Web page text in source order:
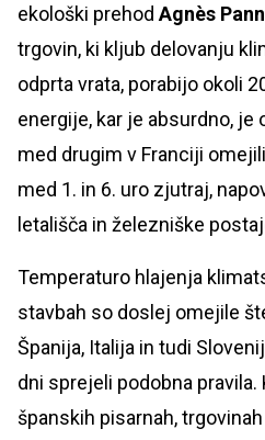
ekološki prehod Agnès
trgovin, ki kljub delovanju
odprta vrata, porabijo okoli
energije, kar je absurdno, je
med drugim v Franciji
med 1. in 6. uro zjutraj,
letališča in železniške
Temperaturo hlajenja
stavbah so doslej omejile
Španija, Italija in tudi
dni sprejeli podobna pravila.
španskih pisarnah,